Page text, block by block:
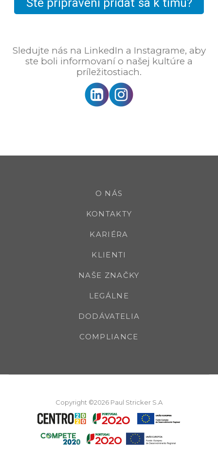
Ste pripravení pridať sa k tímu?
Sledujte nás na LinkedIn a Instagrame, aby
ste boli informovaní o našej kultúre a
príležitostiach.
O NÁS
KONTAKTY
KARIÉRA
KLIENTI
NAŠE ZNAČKY
LEGÁLNE
DODÁVATELIA
COMPLIANCE
Copyright ©2026 Paul Stricker S.A